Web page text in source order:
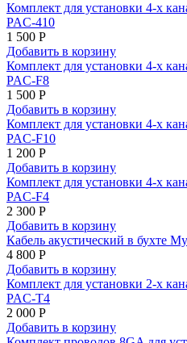
Комплект для установки 4-х
PAC-410
1 500 Р
Добавить в корзину
Комплект для установки 4-х
PAC-F8
1 500 Р
Добавить в корзину
Комплект для установки 4-х
PAC-F10
1 200 Р
Добавить в корзину
Комплект для установки 4-х
PAC-F4
2 300 Р
Добавить в корзину
Кабель акустический в бухте
4 800 Р
Добавить в корзину
Комплект для установки 2-х
PAC-T4
2 000 Р
Добавить в корзину